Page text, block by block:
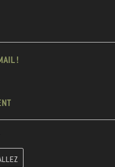
!
créez votre compte client à la